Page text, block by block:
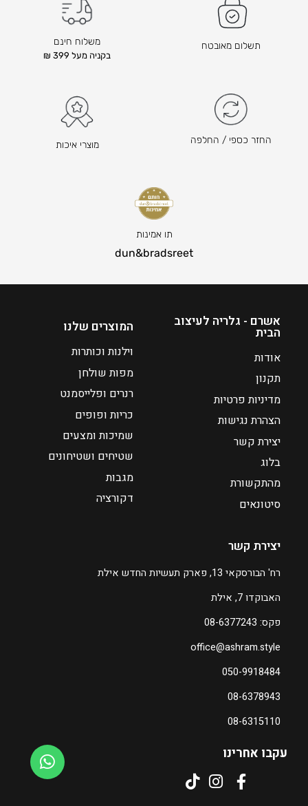
תשלום מאובטח משלוח חינם
בקניה מעל 399 ₪
החזר כספי / החלפה מוצרי איכות
תו אמינות
dun&bradsreet
עקבו אחרינו
יצירת קשר
רח' הבורסקאי 13, פארק תעשיות החדש אילת
האבוקדו 7, אילת
פקס: 08-6377243
office@ashram.style
050-9918484
08-6378943
08-6315110
המוצרים שלנו
וילנות וכותרות
מפות שולחן
רנרים ופלייסמנט
כריות ופופים
שמיכות ומצעים
שטיחים ושטיחונים
מגבות
דקורציה
אשרם - גלריה לעיצוב
הבית
אודות
תקנון
מדיניות פרטיות
הצהרת נגישות
יצירת קשר
בלוג
מהתקשורת
סיטונאים